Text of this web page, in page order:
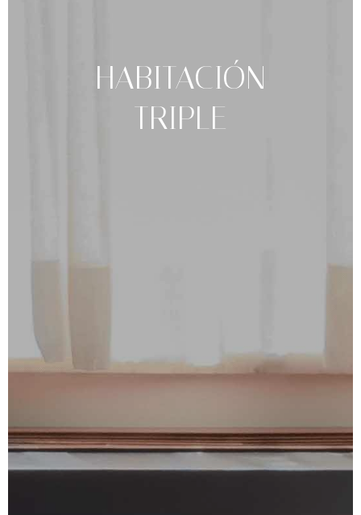
HABITACIÓN
TRIPLE